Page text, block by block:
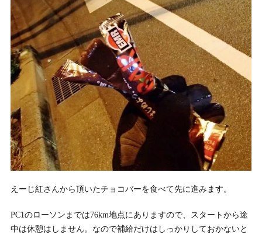
えーじ紅さんから頂いたチョコバーを食べて先に進みます。
PC1のローソンまでは76km地点にありますので、スタートから途
中は休憩はしません。なので補給だけはしっかりしておかないと